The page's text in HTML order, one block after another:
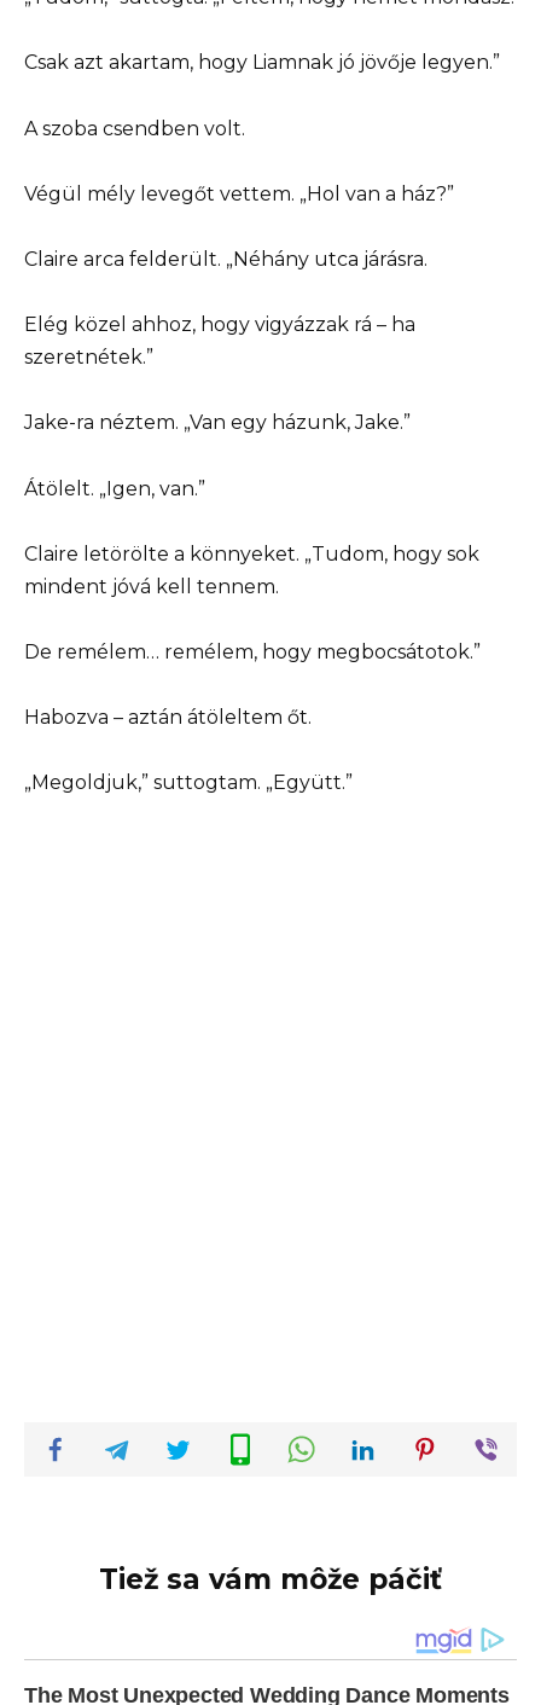
Csak azt akartam, hogy Liamnak jó jövője legyen.”
A szoba csendben volt.
Végül mély levegőt vettem. „Hol van a ház?”
Claire arca felderült. „Néhány utca járásra.
Elég közel ahhoz, hogy vigyázzak rá – ha
szeretnétek.”
Jake-ra néztem. „Van egy házunk, Jake.”
Átölelt. „Igen, van.”
Claire letörölte a könnyeket. „Tudom, hogy sok
mindent jóvá kell tennem.
De remélem… remélem, hogy megbocsátotok.”
Habozva – aztán átöleltem őt.
„Megoldjuk,” suttogtam. „Együtt.”
Tiež sa vám môže páčiť